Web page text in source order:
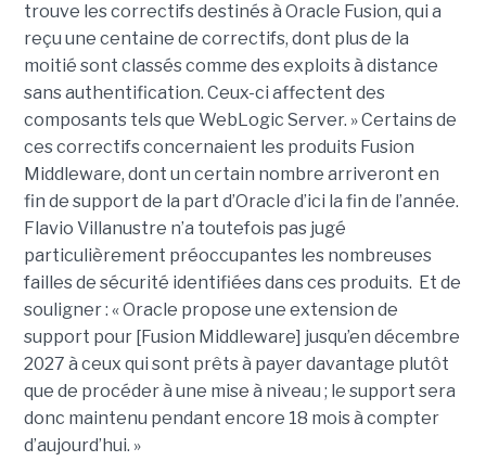
trouve les correctifs destinés à Oracle Fusion, qui a
reçu une centaine de correctifs, dont plus de la
moitié sont classés comme des exploits à distance
sans authentification. Ceux-ci affectent des
composants tels que WebLogic Server. » Certains de
ces correctifs concernaient les produits Fusion
Middleware, dont un certain nombre arriveront en
fin de support de la part d’Oracle d’ici la fin de l’année.
Flavio Villanustre n’a toutefois pas jugé
particulièrement préoccupantes les nombreuses
failles de sécurité identifiées dans ces produits. Et de
souligner : « Oracle propose une extension de
support pour [Fusion Middleware] jusqu’en décembre
2027 à ceux qui sont prêts à payer davantage plutôt
que de procéder à une mise à niveau ; le support sera
donc maintenu pendant encore 18 mois à compter
d’aujourd’hui. »